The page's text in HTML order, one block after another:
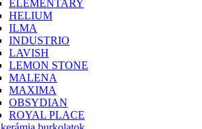
ELEMENTARY
HELIUM
ILMA
INDUSTRIO
LAVISH
LEMON STONE
MALENA
MAXIMA
OBSYDIAN
ROYAL PLACE